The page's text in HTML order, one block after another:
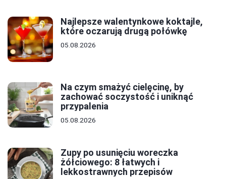
Najlepsze walentynkowe koktajle,
które oczarują drugą połówkę
05.08.2026
Na czym smażyć cielęcinę, by
zachować soczystość i uniknąć
przypalenia
05.08.2026
Zupy po usunięciu woreczka
żółciowego: 8 łatwych i
lekkostrawnych przepisów